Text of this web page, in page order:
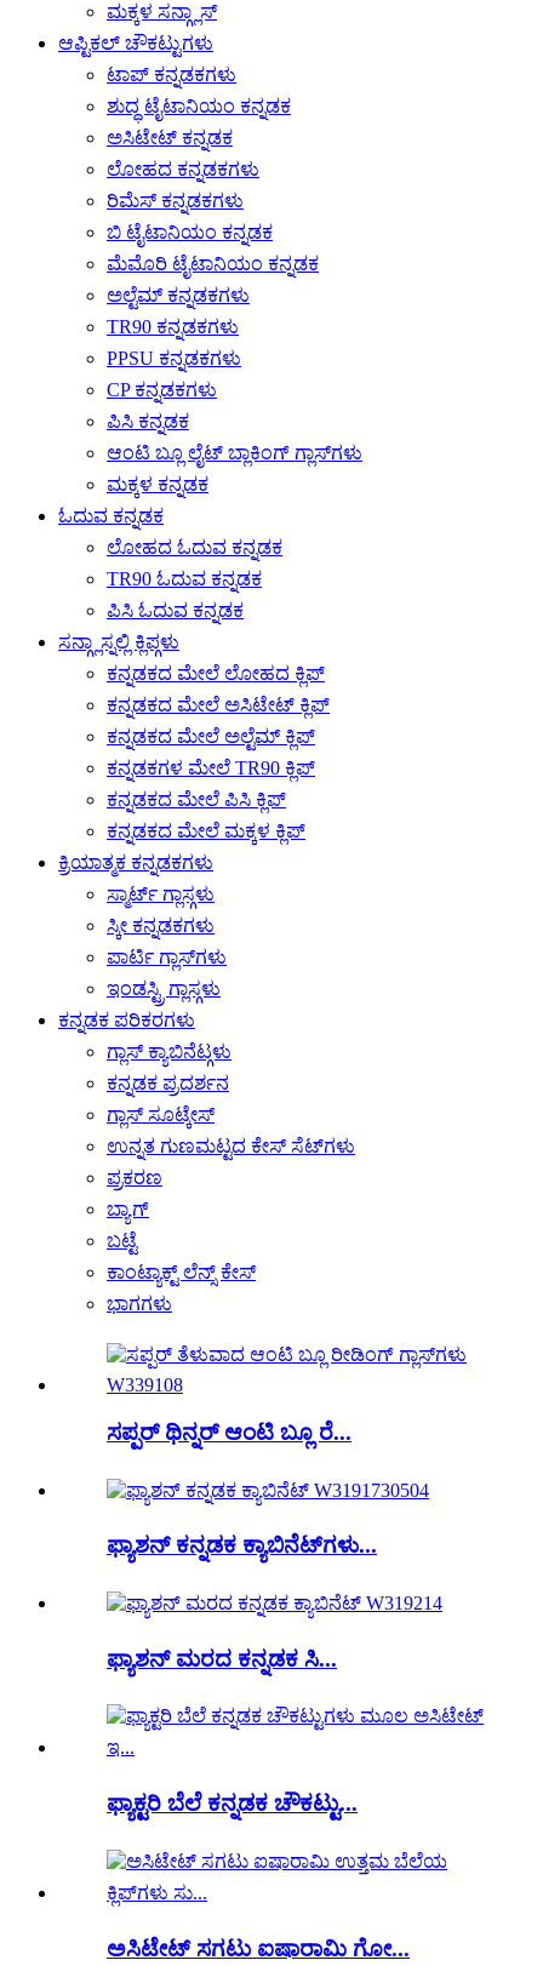
ಮಕ್ಕಳ ಸನ್ಗ್ಲಾಸ್
ಆಪ್ಟಿಕಲ್ ಚೌಕಟ್ಟುಗಳು
ಟಾಪ್ ಕನ್ನಡಕಗಳು
ಶುದ್ಧ ಟೈಟಾನಿಯಂ ಕನ್ನಡಕ
ಅಸಿಟೇಟ್ ಕನ್ನಡಕ
ಲೋಹದ ಕನ್ನಡಕಗಳು
ರಿಮೆಸ್ ಕನ್ನಡಕಗಳು
ಬಿ ಟೈಟಾನಿಯಂ ಕನ್ನಡಕ
ಮೆಮೊರಿ ಟೈಟಾನಿಯಂ ಕನ್ನಡಕ
ಅಲ್ಟೆಮ್ ಕನ್ನಡಕಗಳು
TR90 ಕನ್ನಡಕಗಳು
PPSU ಕನ್ನಡಕಗಳು
CP ಕನ್ನಡಕಗಳು
ಪಿಸಿ ಕನ್ನಡಕ
ಆಂಟಿ ಬ್ಲೂ ಲೈಟ್ ಬ್ಲಾಕಿಂಗ್ ಗ್ಲಾಸ್‌ಗಳು
ಮಕ್ಕಳ ಕನ್ನಡಕ
ಓದುವ ಕನ್ನಡಕ
ಲೋಹದ ಓದುವ ಕನ್ನಡಕ
TR90 ಓದುವ ಕನ್ನಡಕ
ಪಿಸಿ ಓದುವ ಕನ್ನಡಕ
ಸನ್ಗ್ಲಾಸ್ನಲ್ಲಿ ಕ್ಲಿಪ್ಗಳು
ಕನ್ನಡಕದ ಮೇಲೆ ಲೋಹದ ಕ್ಲಿಪ್
ಕನ್ನಡಕದ ಮೇಲೆ ಅಸಿಟೇಟ್ ಕ್ಲಿಪ್
ಕನ್ನಡಕದ ಮೇಲೆ ಅಲ್ಟೆಮ್ ಕ್ಲಿಪ್
ಕನ್ನಡಕಗಳ ಮೇಲೆ TR90 ಕ್ಲಿಪ್
ಕನ್ನಡಕದ ಮೇಲೆ ಪಿಸಿ ಕ್ಲಿಪ್
ಕನ್ನಡಕದ ಮೇಲೆ ಮಕ್ಕಳ ಕ್ಲಿಪ್
ಕ್ರಿಯಾತ್ಮಕ ಕನ್ನಡಕಗಳು
ಸ್ಮಾರ್ಟ್ ಗ್ಲಾಸ್ಗಳು
ಸ್ಕೀ ಕನ್ನಡಕಗಳು
ಪಾರ್ಟಿ ಗ್ಲಾಸ್‌ಗಳು
ಇಂಡಸ್ಟ್ರಿ ಗ್ಲಾಸ್ಗಳು
ಕನ್ನಡಕ ಪರಿಕರಗಳು
ಗ್ಲಾಸ್ ಕ್ಯಾಬಿನೆಟ್ಗಳು
ಕನ್ನಡಕ ಪ್ರದರ್ಶನ
ಗ್ಲಾಸ್ ಸೂಟ್ಕೇಸ್
ಉನ್ನತ ಗುಣಮಟ್ಟದ ಕೇಸ್ ಸೆಟ್‌ಗಳು
ಪ್ರಕರಣ
ಬ್ಯಾಗ್
ಬಟ್ಟೆ
ಕಾಂಟ್ಯಾಕ್ಟ್ ಲೆನ್ಸ್ ಕೇಸ್
ಭಾಗಗಳು
ಸಪ್ಪರ್ ಥಿನ್ನರ್ ಆಂಟಿ ಬ್ಲೂ ರೆ...
ಫ್ಯಾಶನ್ ಕನ್ನಡಕ ಕ್ಯಾಬಿನೆಟ್‌ಗಳು...
ಫ್ಯಾಶನ್ ಮರದ ಕನ್ನಡಕ ಸಿ...
ಫ್ಯಾಕ್ಟರಿ ಬೆಲೆ ಕನ್ನಡಕ ಚೌಕಟ್ಟು...
ಅಸಿಟೇಟ್ ಸಗಟು ಐಷಾರಾಮಿ ಗೋ...